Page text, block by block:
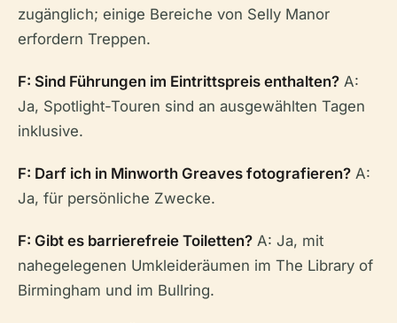
zugänglich; einige Bereiche von Selly Manor
erfordern Treppen.
F: Sind Führungen im Eintrittspreis enthalten? A:
Ja, Spotlight-Touren sind an ausgewählten Tagen
inklusive.
F: Darf ich in Minworth Greaves fotografieren? A:
Ja, für persönliche Zwecke.
F: Gibt es barrierefreie Toiletten? A: Ja, mit
nahegelegenen Umkleideräumen im The Library of
Birmingham und im Bullring.